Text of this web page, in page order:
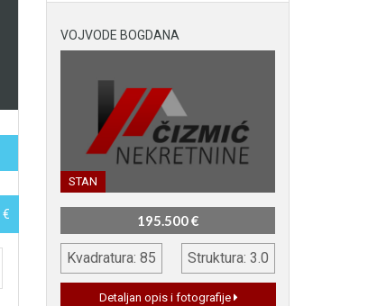
€
VOJVODE BOGDANA
STAN
195.500 €
Kvadratura: 85 Struktura: 3.0
Detaljan opis i fotografije